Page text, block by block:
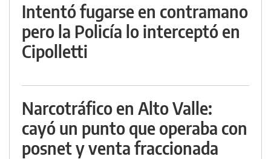
Intentó fugarse en contramano
pero la Policía lo interceptó en
Cipolletti
Narcotráfico en Alto Valle:
cayó un punto que operaba con
posnet y venta fraccionada